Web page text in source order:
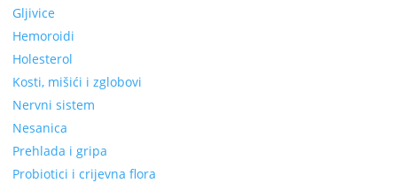
Gljivice
Hemoroidi
Holesterol
Kosti, mišići i zglobovi
Nervni sistem
Nesanica
Prehlada i gripa
Probiotici i crijevna flora